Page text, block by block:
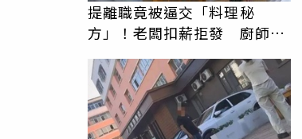
提離職竟被逼交「料理秘
方」！老闆扣薪拒發 廚師怒
爆料衝上熱搜